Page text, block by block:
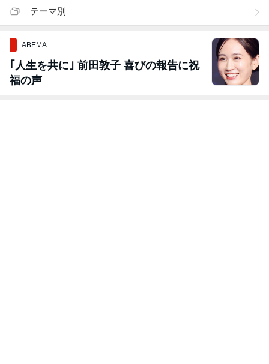
テーマ別
ABEMA
｢人生を共に｣ 前田敦子 喜びの報告に祝
福の声